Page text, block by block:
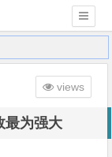
最为强大
views